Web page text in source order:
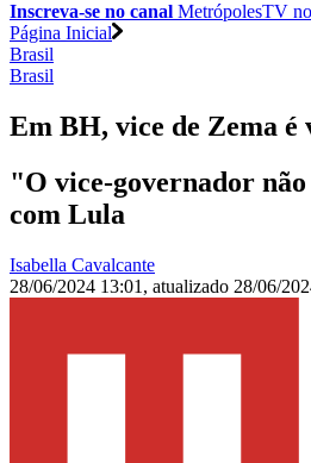
Inscreva-se no canal MetrópolesTV no
Página Inicial
Brasil
Brasil
Em BH, vice de Zema
"O vice-governador não
com Lula
Isabella Cavalcante
28/06/2024 13:01 , atualizado 28/06/